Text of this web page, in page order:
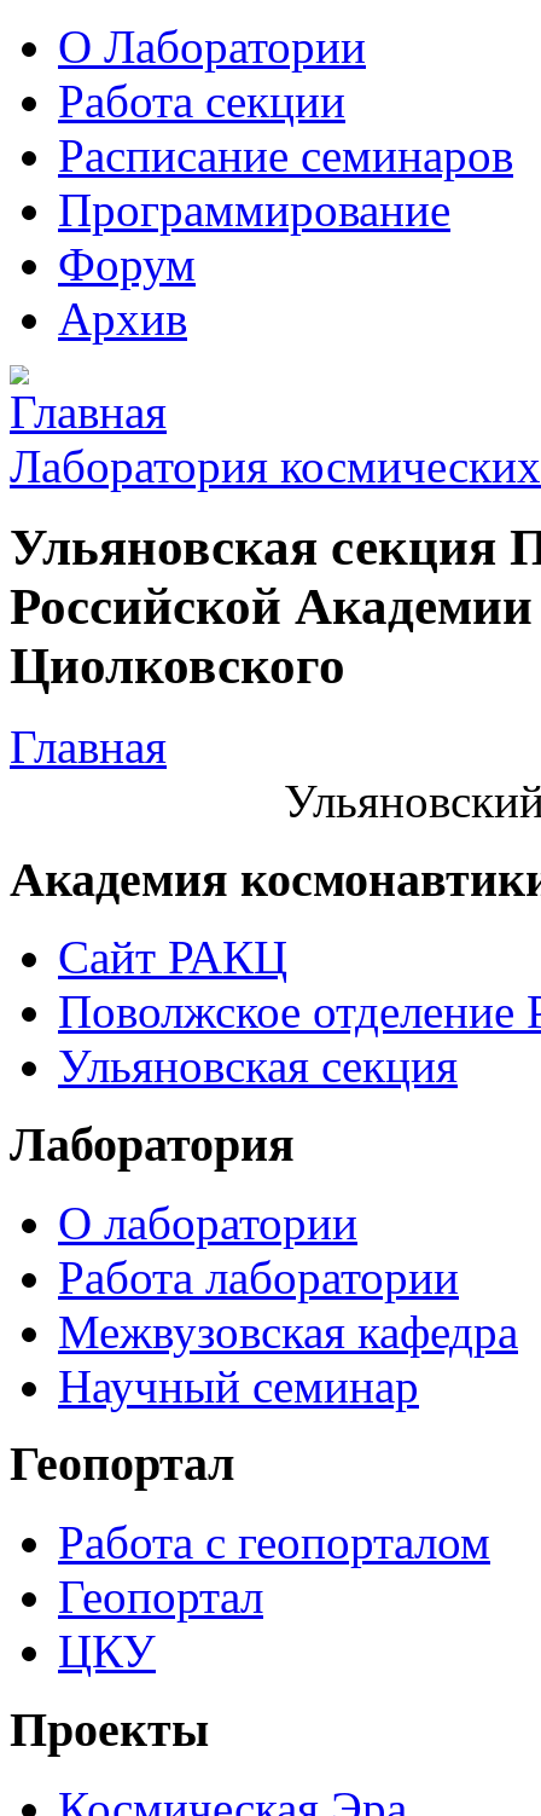
О Лаборатории
Работа секции
Расписание семинаров
Программирование
Форум
Архив
Лаборатория
Ульяновская секция
Российской
Циолковского
Главная
Академия
Сайт РАКЦ
Поволжское
Ульяновская секция
Лаборатория
О лаборатории
Работа лаборатории
Межвузовская кафедра
Научный семинар
Геопортал
Работа с геопорталом
Геопортал
ЦКУ
Проекты